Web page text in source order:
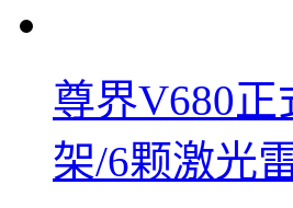
尊界V680正
架/6颗激光